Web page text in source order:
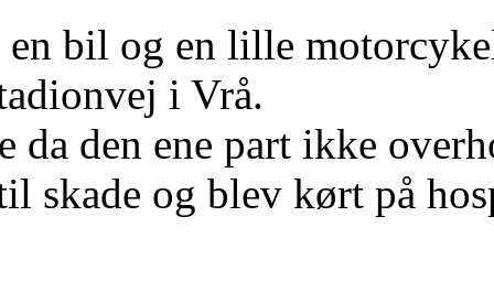
en bil og en lille
i Vrå.
da den ene part ikke
skade og blev kørt på